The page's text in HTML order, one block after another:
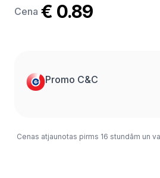
Cena € 0.89
Promo C&C
Cenas atjaunotas pirms 16 stundām un